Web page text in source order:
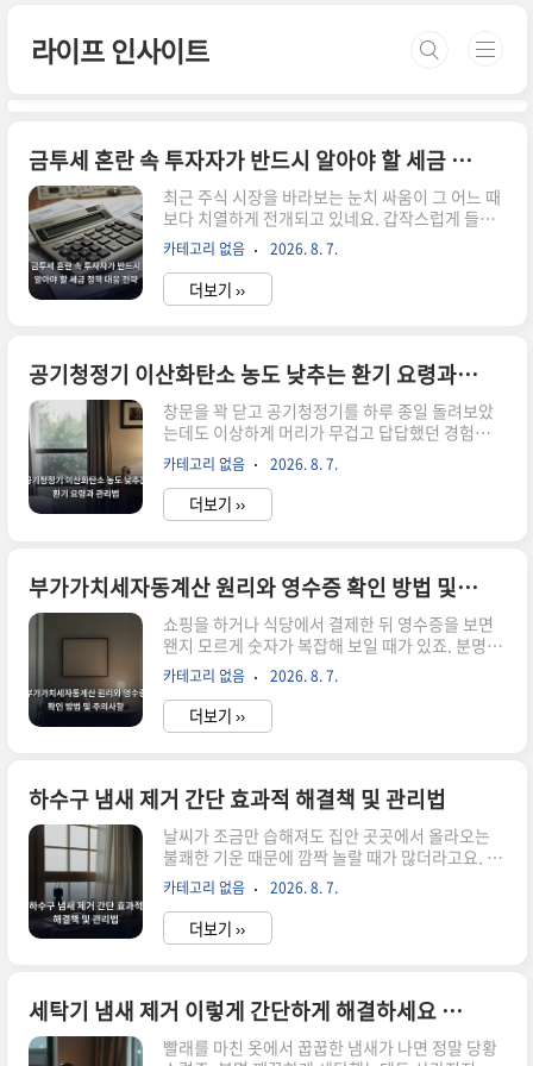
라이프 인사이트
금투세 혼란 속 투자자가 반드시 알아야 할 세금 정책 대응 전략
최근 주식 시장을 바라보는 눈치 싸움이 그 어느 때
보다 치열하게 전개되고 있네요. 갑작스럽게 들려
오는 세제 개편 소식 때문에 밤잠 설치는 분들이 주
변에 꽤 많더라고요.특히나 금투세 혼란 상황이 길
어지면서 내 자산을 어떻게 지켜야 할지 막막함이
느껴지는 시기인 것 같아요. 투자자라면 누구나 직
용어 자체가 생소하게 느껴질 수도 있을 거예요. 금
융투자소득세는 주식이나 펀드, 그리고 파생상품
을 통해 얻은 수익에 대해 부과하는 세금을 뜻하죠.
이 제도가 등장하게 된 배경에는 소득이 있는 곳에
세금이 있다는 원칙이 담겨 있더라고요. 금융소득
과 근로소득 사이의 세 부담 불균형을 해소하려는
목적이 크다고 볼 수 있죠.하지만 정책이..
카테고리 없음 2026. 8. 7.
더보기 ››
공기청정기 이산화탄소 농도 낮추는 환기 요령과 관리법
창문을 꽉 닫고 공기청정기를 하루 종일 돌려보았
는데도 이상하게 머리가 무겁고 답답했던 경험이
다들 있으실 거예요. 저 역시 미세먼지가 심한 날에
는 공기청정기만 믿고 창문을 아예 열지 않았더니
오후만 되면 눈이 침침하고 졸음이 쏟아지더라고
요.공기청정기의 한계와 이산화탄소의 관계우리가
미세먼지나 초미세먼지, 그리고 눈에 보이지 않는
바이러스나 세균 등을 걸러내는 데 집중되어 있죠.
하지만 많은 분이 오해하시는 부분 중 하나가 바로
공기청정기 이산화탄소 농도까지 낮춰줄 것이라는
기대감이더라고요.실제로 공기청정기의 핵심 기능
은 입자가 작은 먼지를 포집하는 것이지, 기체 상태
인 탄산가스를 분해하거나 없애는 능력은 매..
카테고리 없음 2026. 8. 7.
더보기 ››
부가가치세자동계산 원리와 영수증 확인 방법 및 주의사항
쇼핑을 하거나 식당에서 결제한 뒤 영수증을 보면
왠지 모르게 숫자가 복잡해 보일 때가 있죠. 분명 가
격표에는 저 금액이라고 적혀 있었는데 막상 계산
된 총액은 조금 다르게 느껴져서 당황스러웠던 경
험이 다들 한 번쯤은 있으실 거예요. 우리가 일상에
서 마주하는 결제 내역 속에는 생각보다 꼼꼼하게
거나 서비스를 이용할 때 지불하는 금액 안에는 이
미 세금이 녹아 있는 경우가 많아요. 부가가치세는
상품이나 서비스가 판매되는 과정에서 새롭게 창출
된 가치에 대해 매겨지는 세금인데, 실제로는 최종
소비자가 부담하게 되는 구조를 가지고 있거든요.
그래서 우리가 결제하는 총액을 보면 그 안에 세금
이 포함되어 있다고 이해하면 편하겠네..
카테고리 없음 2026. 8. 7.
더보기 ››
하수구 냄새 제거 간단 효과적 해결책 및 관리법
날씨가 조금만 습해져도 집안 곳곳에서 올라오는
불쾌한 기운 때문에 깜짝 놀랄 때가 많더라고요. 저
도 얼마 전 욕실 문을 열자마자 코를 찌르는 악취 때
문에 정말 당황했거든요.하수구 악취가 발생하는
근본적인 원인 분석배수구에서 올라오는 불쾌한 향
기는 단순히 기분 탓이 아니에요. 음식물 찌꺼기가
때문이죠.특히 이런 미생물들이 활동하면서 황화
수소나 메탄 가스를 생성하게 되는데, 이것이 바로
우리가 느끼는 악취의 주범이라고 할 수 있습니다.
카테고리 없음 2026. 8. 7.
더보기 ››
세탁기 냄새 제거 이렇게 간단하게 해결하세요 방법과 관리법
빨래를 마친 옷에서 꿉꿉한 냄새가 나면 정말 당황